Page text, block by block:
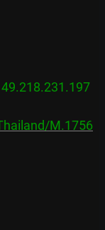
M.1756